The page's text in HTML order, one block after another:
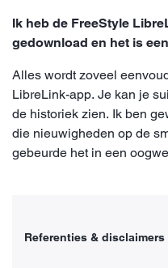
Ik heb de FreeStyle
gedownload en het is
Alles wordt zoveel
LibreLink-app. Je kan je
de historiek zien. Ik ben
die nieuwigheden op de
gebeurde het in een
Referenties & disclaimers